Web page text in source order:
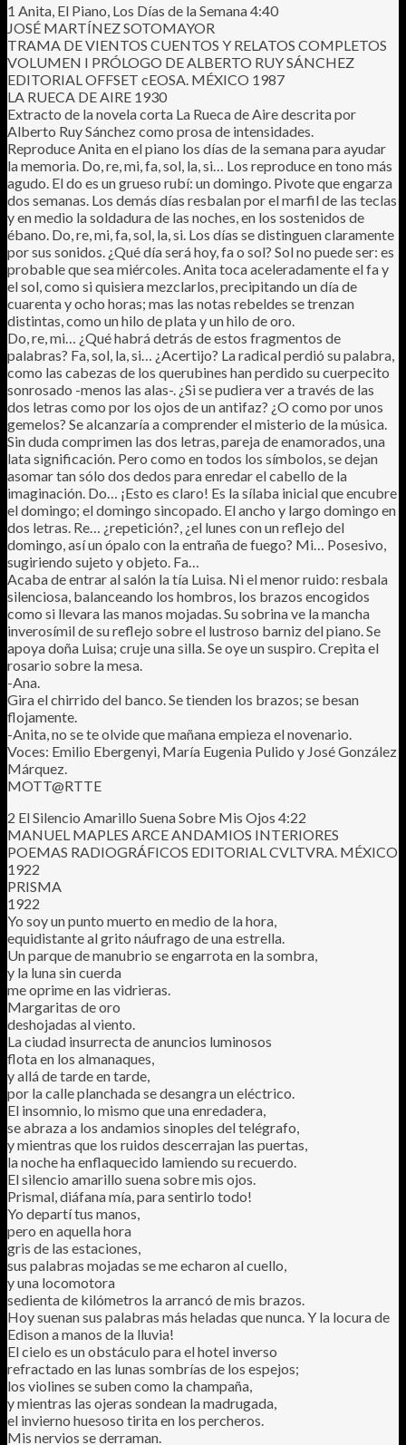
1 Anita, El Piano, Los Días de la Semana 4:40
JOSÉ MARTÍNEZ SOTOMAYOR
TRAMA DE VIENTOS CUENTOS Y RELATOS COMPLETOS
VOLUMEN I PRÓLOGO DE ALBERTO RUY SÁNCHEZ
EDITORIAL OFFSET cEOSA. MÉXICO 1987
LA RUECA DE AIRE 1930
Extracto de la novela corta La Rueca de Aire descrita por
Alberto Ruy Sánchez como prosa de intensidades.
Reproduce Anita en el piano los días de la semana para ayudar
la memoria. Do, re, mi, fa, sol, la, si… Los reproduce en tono más
agudo. El do es un grueso rubí: un domingo. Pivote que engarza
dos semanas. Los demás días resbalan por el marfil de las teclas
y en medio la soldadura de las noches, en los sostenidos de
ébano. Do, re, mi, fa, sol, la, si. Los días se distinguen claramente
por sus sonidos. ¿Qué día será hoy, fa o sol? Sol no puede ser: es
probable que sea miércoles. Anita toca aceleradamente el fa y
el sol, como si quisiera mezclarlos, precipitando un día de
cuarenta y ocho horas; mas las notas rebeldes se trenzan
distintas, como un hilo de plata y un hilo de oro.
Do, re, mi… ¿Qué habrá detrás de estos fragmentos de
palabras? Fa, sol, la, si… ¿Acertijo? La radical perdió su palabra,
como las cabezas de los querubines han perdido su cuerpecito
sonrosado -menos las alas-. ¿Si se pudiera ver a través de las
dos letras como por los ojos de un antifaz? ¿O como por unos
gemelos? Se alcanzaría a comprender el misterio de la música.
Sin duda comprimen las dos letras, pareja de enamorados, una
lata significación. Pero como en todos los símbolos, se dejan
asomar tan sólo dos dedos para enredar el cabello de la
imaginación. Do… ¡Esto es claro! Es la sílaba inicial que encubre
el domingo; el domingo sincopado. El ancho y largo domingo en
dos letras. Re… ¿repetición?, ¿el lunes con un reflejo del
domingo, así un ópalo con la entraña de fuego? Mi… Posesivo,
sugiriendo sujeto y objeto. Fa…
Acaba de entrar al salón la tía Luisa. Ni el menor ruido: resbala
silenciosa, balanceando los hombros, los brazos encogidos
como si llevara las manos mojadas. Su sobrina ve la mancha
inverosímil de su reflejo sobre el lustroso barniz del piano. Se
apoya doña Luisa; cruje una silla. Se oye un suspiro. Crepita el
rosario sobre la mesa.
-Ana.
Gira el chirrido del banco. Se tienden los brazos; se besan
flojamente.
-Anita, no se te olvide que mañana empieza el novenario.
Voces: Emilio Ebergenyi, María Eugenia Pulido y José González
Márquez.
MOTT@RTTE
2 El Silencio Amarillo Suena Sobre Mis Ojos 4:22
MANUEL MAPLES ARCE ANDAMIOS INTERIORES
POEMAS RADIOGRÁFICOS EDITORIAL CVLTVRA. MÉXICO
1922
PRISMA
1922
Yo soy un punto muerto en medio de la hora,
equidistante al grito náufrago de una estrella.
Un parque de manubrio se engarrota en la sombra,
y la luna sin cuerda
me oprime en las vidrieras.
Margaritas de oro
deshojadas al viento.
La ciudad insurrecta de anuncios luminosos
flota en los almanaques,
y allá de tarde en tarde,
por la calle planchada se desangra un eléctrico.
El insomnio, lo mismo que una enredadera,
se abraza a los andamios sinoples del telégrafo,
y mientras que los ruidos descerrajan las puertas,
la noche ha enflaquecido lamiendo su recuerdo.
El silencio amarillo suena sobre mis ojos.
Prismal, diáfana mía, para sentirlo todo!
Yo departí tus manos,
pero en aquella hora
gris de las estaciones,
sus palabras mojadas se me echaron al cuello,
y una locomotora
sedienta de kilómetros la arrancó de mis brazos.
Hoy suenan sus palabras más heladas que nunca. Y la locura de
Edison a manos de la lluvia!
El cielo es un obstáculo para el hotel inverso
refractado en las lunas sombrías de los espejos;
los violines se suben como la champaña,
y mientras las ojeras sondean la madrugada,
el invierno huesoso tirita en los percheros.
Mis nervios se derraman.